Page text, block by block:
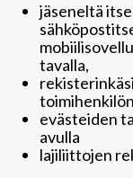
jäseneltä
tavalla,
evästeiden
avulla
lajiliittojen